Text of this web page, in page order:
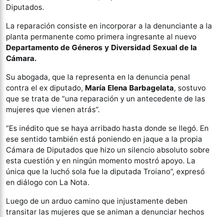
Diputados.
La reparación consiste en incorporar a la denunciante a la
planta permanente como primera ingresante al nuevo
Departamento de Géneros y Diversidad Sexual de la
Cámara.
Su abogada, que la representa en la denuncia penal
contra el ex diputado, María Elena Barbagelata, sostuvo
que se trata de “una reparación y un antecedente de las
mujeres que vienen atrás”.
“Es inédito que se haya arribado hasta donde se llegó. En
ese sentido también está poniendo en jaque a la propia
Cámara de Diputados que hizo un silencio absoluto sobre
esta cuestión y en ningún momento mostró apoyo. La
única que la luchó sola fue la diputada Troiano”, expresó
en diálogo con La Nota.
Luego de un arduo camino que injustamente deben
transitar las mujeres que se animan a denunciar hechos